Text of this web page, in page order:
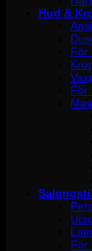
Hud &
För
För
För